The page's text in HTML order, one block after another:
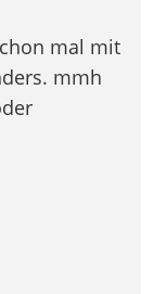
mal mit
mmh